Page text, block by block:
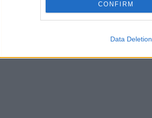
CONFIRM
Data Deletion
το E-Radio.gr και στο Instagram